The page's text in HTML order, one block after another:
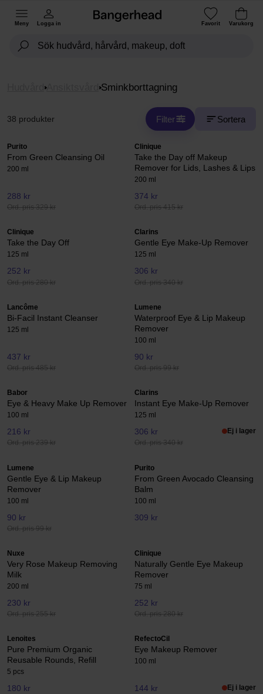
Meny Logga in Favorit Varukorg
Ansiktsvård Sminkborttagning
38 produkter Filter Sortera
Purito
From Green Cleansing Oil
200 ml
288 kr
Ord. pris 329 kr
Clinique
Take the Day off Makeup
Remover for Lids, Lashes & Lips
200 ml
374 kr
Ord. pris 415 kr
Clinique
Take the Day Off
125 ml
252 kr
Ord. pris 280 kr
Clarins
Gentle Eye Make-Up Remover
125 ml
306 kr
Ord. pris 340 kr
Lancôme
Bi-Facil Instant Cleanser
125 ml
437 kr
Ord. pris 485 kr
Lumene
Waterproof Eye & Lip Makeup
Remover
100 ml
90 kr
Ord. pris 99 kr
Babor
Eye & Heavy Make Up Remover
100 ml
216 kr
Ord. pris 239 kr
Clarins
Instant Eye Make-Up Remover
125 ml
306 kr
Ord. pris 340 kr
Ej i lager
Lumene
Gentle Eye & Lip Makeup
Remover
100 ml
90 kr
Ord. pris 99 kr
Purito
From Green Avocado Cleansing
Balm
100 ml
309 kr
Nuxe
Very Rose Makeup Removing
Milk
200 ml
230 kr
Ord. pris 255 kr
Clinique
Naturally Gentle Eye Makeup
Remover
75 ml
252 kr
Ord. pris 280 kr
Lenoites
Pure Premium Organic
Reusable Rounds, Refill
5 pcs
180 kr
RefectoCil
Eye Makeup Remover
100 ml
144 kr Ej i lager